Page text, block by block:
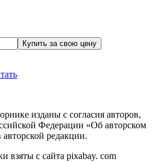
Купить за свою цену
изданы с согласия авторов,
йской Федерации «Об авторском
редакции.
взяты с сайта pixabay. com